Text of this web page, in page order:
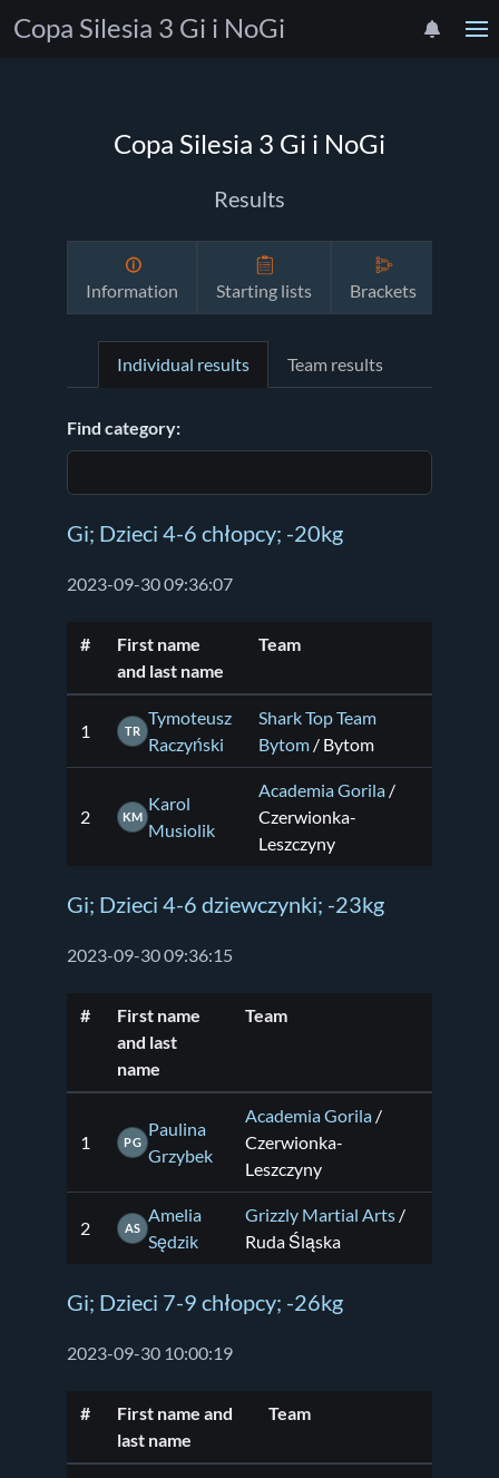
Copa Silesia 3 Gi i NoGi
Copa Silesia 3 Gi i NoGi
Results
Information Starting lists Brackets
Individual results Team results
Find category:
Gi; Dzieci 4-6 chłopcy; -20kg
2023-09-30 09:36:07
#
First name
and last name
Team
1 TR
Tymoteusz
Raczyński
Shark Top Team
Bytom / Bytom
2 KM
Karol
Musiolik
Academia Gorila /
Czerwionka-
Leszczyny
Gi; Dzieci 4-6 dziewczynki; -23kg
2023-09-30 09:36:15
#
First name
and last
name
Team
1 PG
Paulina
Grzybek
Academia Gorila /
Czerwionka-
Leszczyny
2 AS
Amelia
Sędzik
Grizzly Martial Arts /
Ruda Śląska
Gi; Dzieci 7-9 chłopcy; -26kg
2023-09-30 10:00:19
#
First name and
last name
Team